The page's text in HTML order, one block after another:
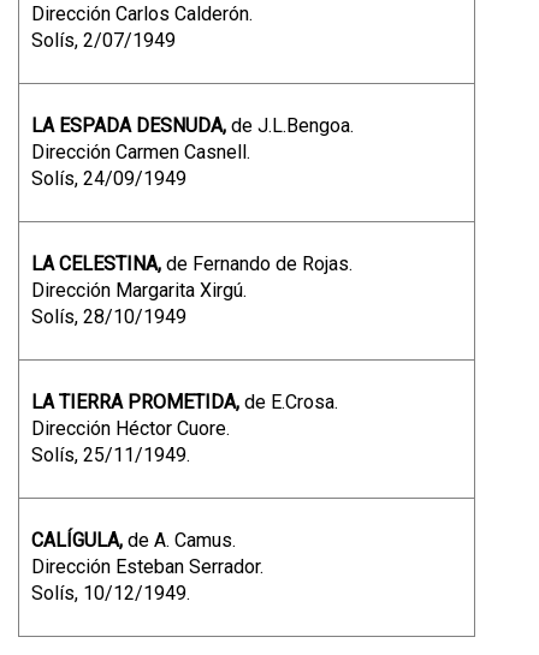
Dirección Carlos Calderón.
Solís, 2/07/1949
LA ESPADA DESNUDA, de J.L.Bengoa.
Dirección Carmen Casnell.
Solís, 24/09/1949
LA CELESTINA, de Fernando de Rojas.
Dirección Margarita Xirgú.
Solís, 28/10/1949
LA TIERRA PROMETIDA, de E.Crosa.
Dirección Héctor Cuore.
Solís, 25/11/1949.
CALÍGULA, de A. Camus.
Dirección Esteban Serrador.
Solís, 10/12/1949.